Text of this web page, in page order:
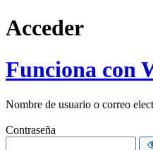
Acceder
Funciona con
Nombre de usuario o correo
Contraseña